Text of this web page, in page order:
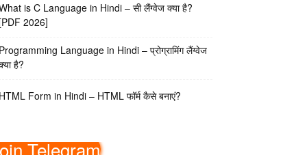
is C Language in Hindi – सी लैंग्वेज क्या है?
2026]
Language in Hindi – प्रोग्रामिंग लैंग्वेज
है?
Form in Hindi – HTML फॉर्म कैसे बनाएं?
Telegram